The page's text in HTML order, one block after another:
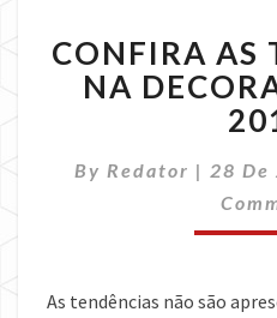
CONFIRA AS
NA
By Redator | 28 De
As tendências não são